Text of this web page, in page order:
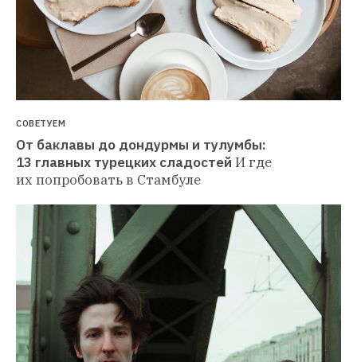
СОВЕТУЕМ
От баклавы до дондурмы и тулумбы:
13 главных турецких сладостей И где
их попробовать в Стамбуле